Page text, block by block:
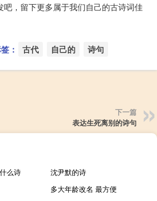
吧，留下更多属于我们自己的古诗词佳
： 古代 自己的 诗句
下一篇
表达生死离别的诗句
么诗
沈尹默的诗
多大年龄改名 最方便